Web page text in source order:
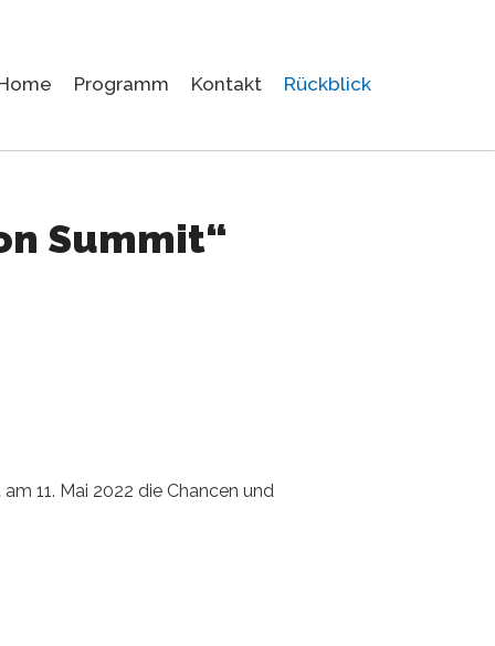
Programm Kontakt Rückblick
Summit“
11. Mai 2022 die Chancen und